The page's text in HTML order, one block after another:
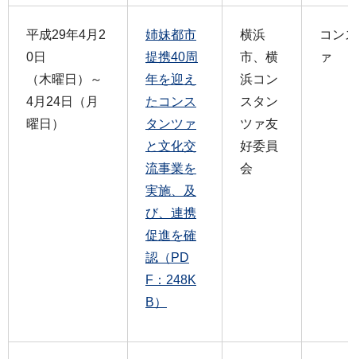
平成29年4月2
0日
（木曜日）～
4月24日（月
曜日）
姉妹都市
提携40周
年を迎え
たコンス
タンツァ
と文化交
流事業を
実施、及
び、連携
促進を確
認（PD
F：248K
B）
横浜
市、横
浜コン
スタン
ツァ友
好委員
会
コン
ァ